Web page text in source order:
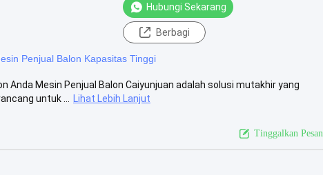
Hubungi Sekarang
Berbagi
Penjual Balon Kapasitas Tinggi
Anda Mesin Penjual Balon Caiyunjuan adalah solusi mutakhir yang
untuk ...
Lihat Lebih Lanjut
Tinggalkan Pesan